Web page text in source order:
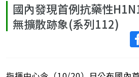
國內發現首例抗藥性
無擴散跡象(系列112)